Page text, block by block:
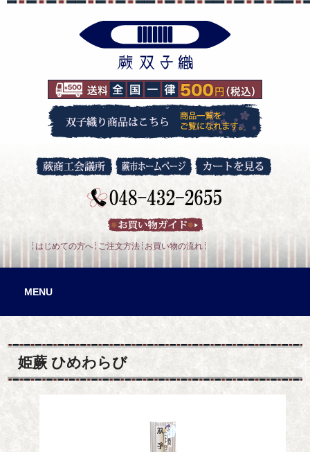
はじめての方へ ご注文方法 お買い物の流れ
MENU
姫蕨 ひめわらび